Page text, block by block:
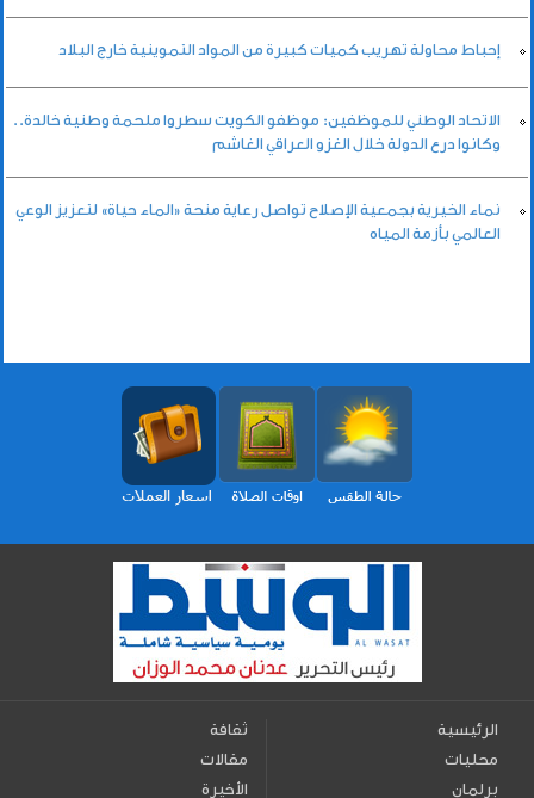
إحباط محاولة تهريب كميات كبيرة من المواد التموينية خارج البلاد
الاتحاد الوطني للموظفين: موظفو الكويت سطروا ملحمة وطنية خالدة..
وكانوا درع الدولة خلال الغزو العراقي الغاشم
نماء الخيرية بجمعية الإصلاح تواصل رعاية منحة «الماء حياة» لتعزيز الوعي
العالمي بأزمة المياه
الرئيسية
محليات
برلمان
ثقافة
مقالات
الأخيرة